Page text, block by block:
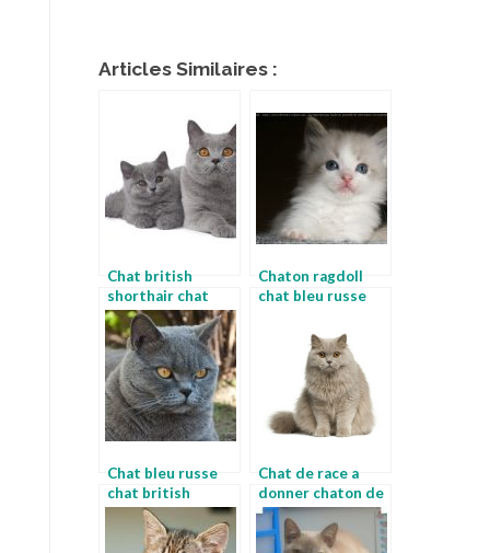
Articles Similaires :
Chat british
shorthair chat
bleu russe
Chaton ragdoll
chat bleu russe
Chat bleu russe
chat british
shorthair
Chat de race a
donner chaton de
race a donner